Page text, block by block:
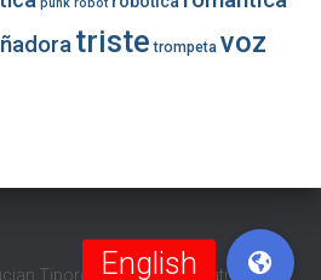
triste trompeta voz
Tipordei (Barabass Beatmaker/